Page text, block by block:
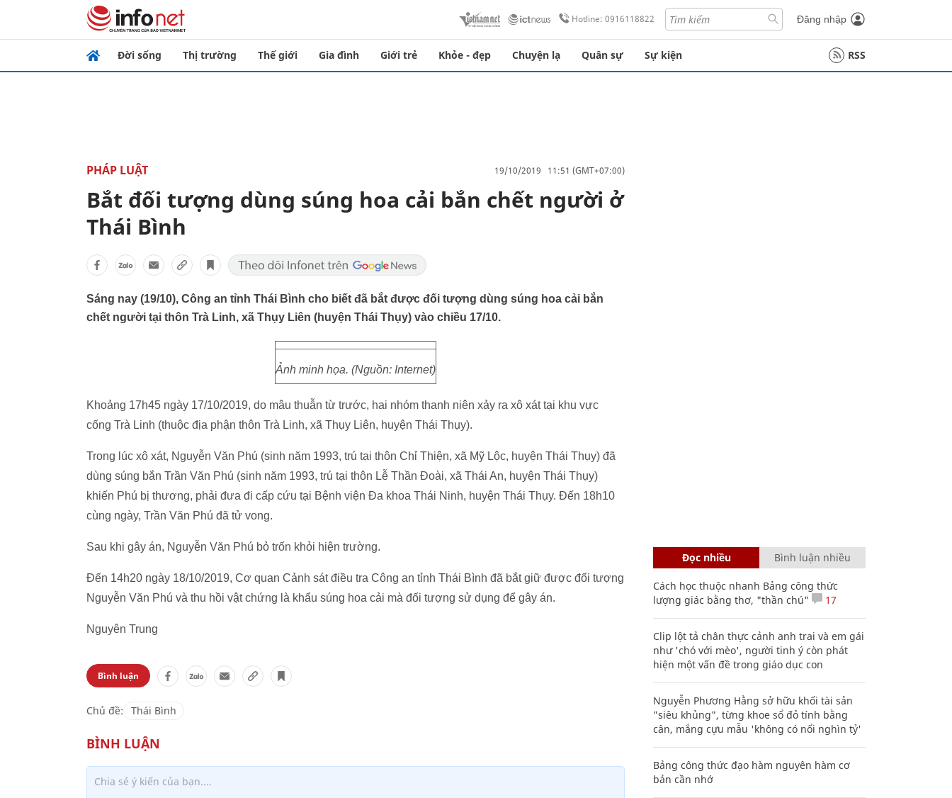
Hotline: 0916118822 Đăng nhập
Đời sống Thị trường Thế giới Gia đình Giới trẻ Khỏe - đẹp Chuyện lạ Quân sự Sự kiện RSS
PHÁP LUẬT 19/10/2019 11:51 (GMT+07:00)
Bắt đối tượng dùng súng hoa cải bắn chết người ở
Thái Bình
Sáng nay (19/10), Công an tỉnh Thái Bình cho biết đã bắt được đối tượng dùng súng hoa cải bắn
chết người tại thôn Trà Linh, xã Thụy Liên (huyện Thái Thụy) vào chiều 17/10.
Ảnh minh họa. (Nguồn: Internet)
Khoảng 17h45 ngày 17/10/2019, do mâu thuẫn từ trước, hai nhóm thanh niên xảy ra xô xát tại khu vực
cống Trà Linh (thuộc địa phận thôn Trà Linh, xã Thụy Liên, huyện Thái Thụy).
Trong lúc xô xát, Nguyễn Văn Phú (sinh năm 1993, trú tại thôn Chỉ Thiện, xã Mỹ Lộc, huyện Thái Thụy) đã
dùng súng bắn Trần Văn Phú (sinh năm 1993, trú tại thôn Lễ Thần Đoài, xã Thái An, huyện Thái Thụy)
khiến Phú bị thương, phải đưa đi cấp cứu tại Bệnh viện Đa khoa Thái Ninh, huyện Thái Thụy. Đến 18h10
cùng ngày, Trần Văn Phú đã tử vong.
Sau khi gây án, Nguyễn Văn Phú bỏ trốn khỏi hiện trường.
Đến 14h20 ngày 18/10/2019, Cơ quan Cảnh sát điều tra Công an tỉnh Thái Bình đã bắt giữ được đối tượng
Nguyễn Văn Phú và thu hồi vật chứng là khẩu súng hoa cải mà đối tượng sử dụng để gây án.
Nguyên Trung
Bình luận
Chủ đề: Thái Bình
Đọc nhiều Bình luận nhiều
Cách học thuộc nhanh Bảng công thức
lượng giác bằng thơ, "thần chú"
17
Clip lột tả chân thực cảnh anh trai và em gái
như 'chó với mèo', người tinh ý còn phát
hiện một vấn đề trong giáo dục con
Nguyễn Phương Hằng sở hữu khối tài sản
"siêu khủng", từng khoe sổ đỏ tính bằng
cân, mắng cựu mẫu 'không có nổi nghìn tỷ'
Bảng công thức đạo hàm nguyên hàm cơ
bản cần nhớ